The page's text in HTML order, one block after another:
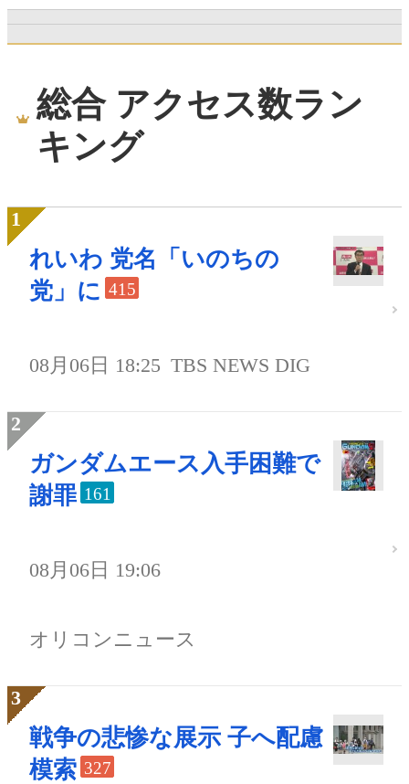
総合 アクセス数ラン
キング
れいわ 党名「いのちの
党」に 415
08月06日 18:25 TBS NEWS DIG
ガンダムエース入手困難で
謝罪 161
08月06日 19:06
オリコンニュース
戦争の悲惨な展示 子へ配慮
模索 327